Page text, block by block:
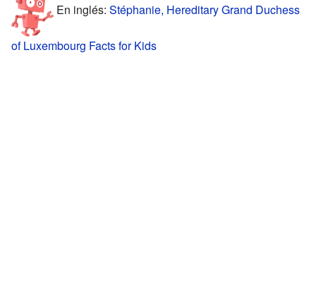
En inglés: Stéphanie, Hereditary Grand Duchess
of Luxembourg Facts for Kids